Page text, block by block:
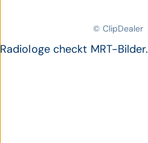
© ClipDealer
Radiologe checkt MRT-Bilder.